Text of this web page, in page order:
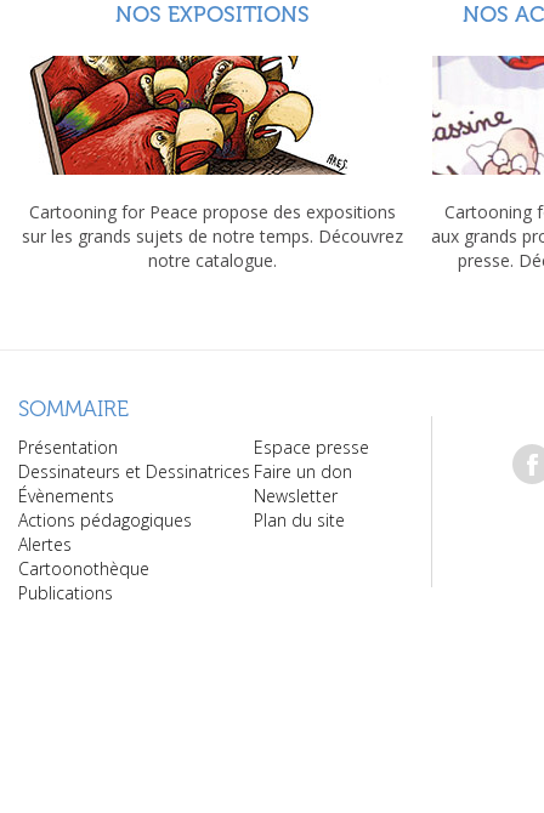
NOS EXPOSITIONS
Cartooning for Peace propose des expositions
sur les grands sujets de notre temps. Découvrez
notre catalogue.
NOS
Cartooning
aux grands
presse.
SOMMAIRE
Présentation
Dessinateurs et Dessinatrices
Évènements
Actions pédagogiques
Alertes
Cartoonothèque
Publications
Espace presse
Faire un don
Newsletter
Plan du site